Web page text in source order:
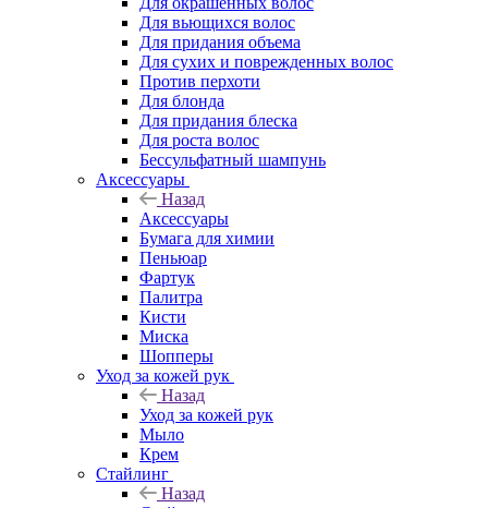
Для вьющихся волос
Для придания объема
Для сухих и поврежденных волос
Против перхоти
Для блонда
Для придания блеска
Для роста волос
Бессульфатный шампунь
Аксессуары
Назад
Аксессуары
Бумага для химии
Пеньюар
Фартук
Палитра
Кисти
Миска
Шопперы
Уход за кожей рук
Назад
Уход за кожей рук
Мыло
Крем
Стайлинг
Назад